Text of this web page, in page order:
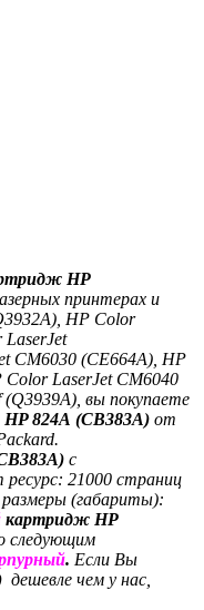
HP
принтерах и
HP Color
CM6030 (CE664A), HP
LaserJet CM6040
(Q3939A) , вы покупаете
HP 824A (CB383A) от
.
с
21000 страниц
размеры (габариты):
картридж HP
следующим
. Если Вы
дешевле чем у нас,